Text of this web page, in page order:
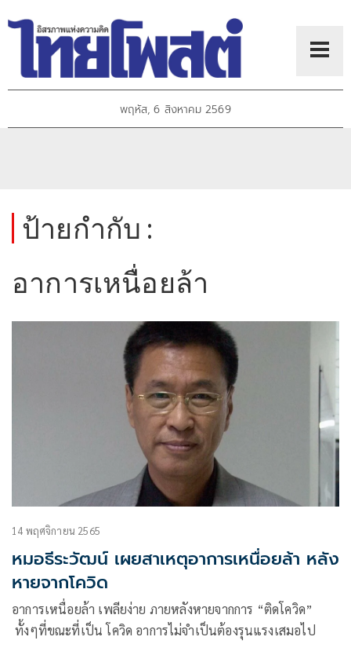
พฤหัส, 6 สิงหาคม 2569
ป้ายกำกับ :
อาการเหนื่อยล้า
14 พฤศจิกายน 2565
หมอธีระวัฒน์ เผยสาเหตุอาการเหนื่อยล้า หลัง
หายจากโควิด
อาการเหนื่อยล้า เพลียง่าย ภายหลังหายจากการ “ติดโควิด”
ทั้งๆที่ขณะที่เป็น โควิด อาการไม่จำเป็นต้องรุนแรงเสมอไป